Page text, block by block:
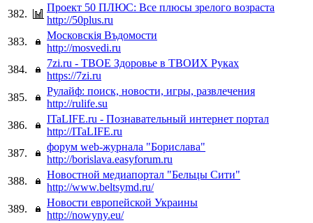
382.
Проект 50 ПЛЮС: Все плюсы зрелого возраста
http://50plus.ru
383.
Московскiя Въдомости
http://mosvedi.ru
384.
7zi.ru - ТВОЕ Здоровье в ТВОИХ Руках
https://7zi.ru
385.
Рулайф: поиск, новости, игры, развлечения
http://rulife.su
386.
ITaLIFE.ru - Познавательный интернет портал
http://ITaLIFE.ru
387.
форум web-журнала "Борислава"
http://borislava.easyforum.ru
388.
Новостной медиапортал "Бельцы Сити"
http://www.beltsymd.ru/
389.
Новости европейской Украины
http://nowyny.eu/